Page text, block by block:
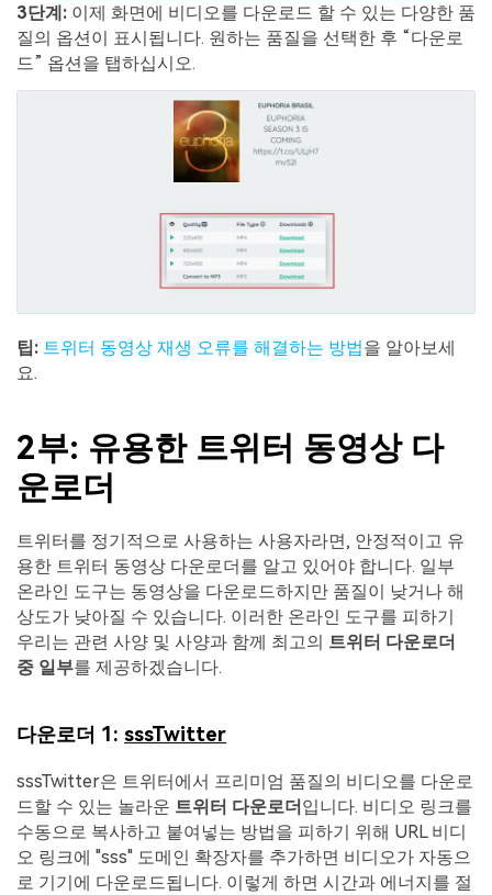
3단계: 이제 화면에 비디오를 다운로드 할 수 있는 다양한 품
질의 옵션이 표시됩니다. 원하는 품질을 선택한 후 “다운로
드” 옵션을 탭하십시오.
팁: 트위터 동영상 재생 오류를 해결하는 방법을 알아보세
요.
2부: 유용한 트위터 동영상 다
운로더
트위터를 정기적으로 사용하는 사용자라면, 안정적이고 유
용한 트위터 동영상 다운로더를 알고 있어야 합니다. 일부
온라인 도구는 동영상을 다운로드하지만 품질이 낮거나 해
상도가 낮아질 수 있습니다. 이러한 온라인 도구를 피하기
우리는 관련 사양 및 사양과 함께 최고의 트위터 다운로더
중 일부를 제공하겠습니다.
다운로더 1: sssTwitter
sssTwitter은 트위터에서 프리미엄 품질의 비디오를 다운로
드할 수 있는 놀라운 트위터 다운로더 입니다. 비디오 링크를
수동으로 복사하고 붙여넣는 방법을 피하기 위해 URL 비디
오 링크에 "sss" 도메인 확장자를 추가하면 비디오가 자동으
로 기기에 다운로드됩니다. 이렇게 하면 시간과 에너지를 절